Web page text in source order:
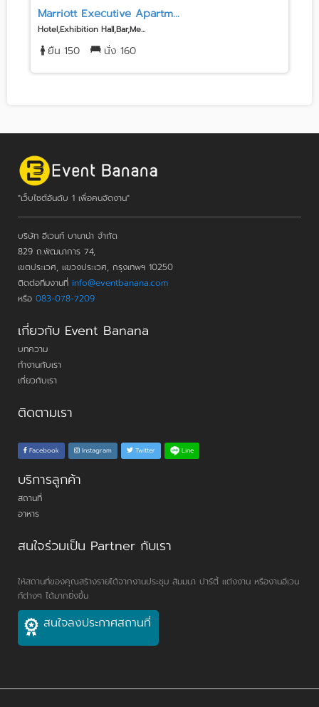
Marriott Executive Apartm...
Hotel,Exhibition Hall,Bar,Me...
ยืน 150 นั่ง 160
"เว็บไซต์อันดับ 1 เพื่อคนจัดงาน"
บริษัท อีเวนท์ บานาน่า จำกัด
829 ถ.พัฒนาการ 74,
เขตประเวศ, แขวงประเวศ, กรุงเทพฯ 10250
ติดต่อทีมงานที่ info@eventbanana.com
หรือ 083-078-7209
เกี่ยวกับ Event Banana
บทความ
ทำงานกับเรา
เกี่ยวกับเรา
ติดตามเรา
Facebook Instagram Twitter Line
บริการลูกค้า
สถานที่
อาหาร
สนใจร่วมเป็น Partner กับเรา
ให้สถานที่ของคุณสร้างรายได้จากงานประชุม สัมมนา ปาร์ตี้ แต่งงาน หรืองานอีเวน
ท์ต่างๆ ได้มากยิ่งขึ้น
สนใจลงประกาศสถานที่